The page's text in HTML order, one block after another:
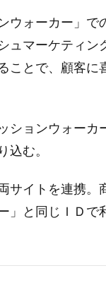
ウォーカー」
ュマーケティ
ことで、顧客
ションウォー
込む。
サイトを連携
」と同じＩＤ